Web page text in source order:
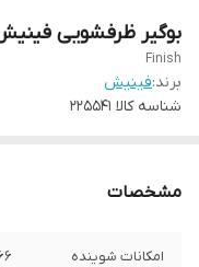
بوگیر ظرفشویی
Finish
برند:فینیش
شناسه کالا 225541
مشخصات
امکانات شوینده
66